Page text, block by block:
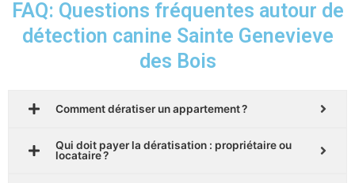
FAQ: Questions fréquentes autour de
détection canine Sainte Genevieve
des Bois
Comment dératiser un appartement ?
Qui doit payer la dératisation : propriétaire ou
locataire ?